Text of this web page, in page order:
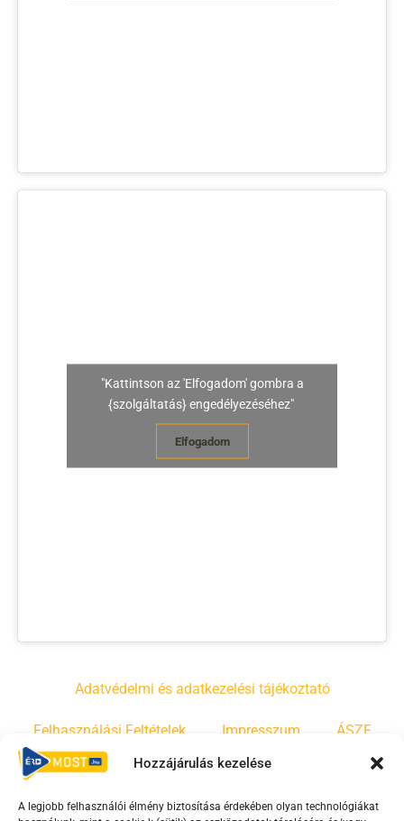
Hozzájárulás kezelése
A legjobb felhasználói élmény biztosítása érdekében olyan technológiákat
"Kattintson az 'Elfogadom' gombra a
{szolgáltatás} engedélyezéséhez"
Elfogadom
Adatvédelmi és adatkezelési tájékoztató
Felhasználási Feltételek Impresszum ÁSZF
Irányelvek Moderálási szabályzat